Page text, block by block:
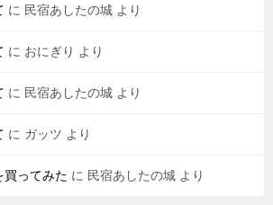
に 民宿あしたの城 より
に おにぎり より
に 民宿あしたの城 より
に ガッツ より
買ってみた に 民宿あしたの城 より